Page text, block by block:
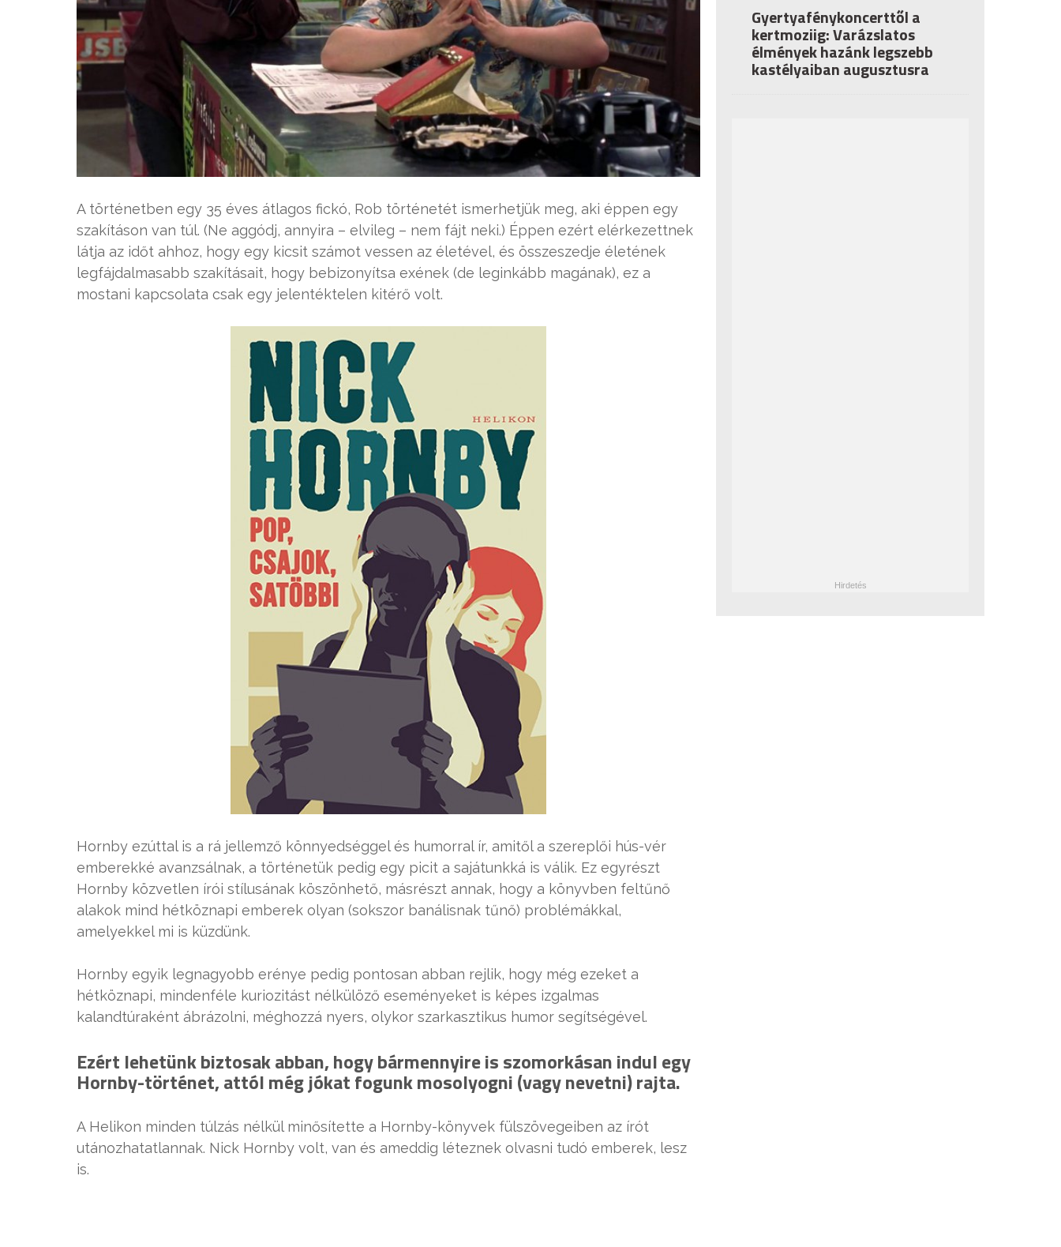
A történetben egy 35 éves átlagos fickó, Rob történetét ismerhetjük meg, aki éppen egy
szakításon van túl. (Ne aggódj, annyira – elvileg – nem fájt neki.) Éppen ezért elérkezettnek
látja az időt ahhoz, hogy egy kicsit számot vessen az életével, és összeszedje életének
legfájdalmasabb szakításait, hogy bebizonyítsa exének (de leginkább magának), ez a
mostani kapcsolata csak egy jelentéktelen kitérő volt.
Hornby ezúttal is a rá jellemző könnyedséggel és humorral ír, amitől a szereplői hús-vér
emberekké avanzsálnak, a történetük pedig egy picit a sajátunkká is válik. Ez egyrészt
Hornby közvetlen írói stílusának köszönhető, másrészt annak, hogy a könyvben feltűnő
alakok mind hétköznapi emberek olyan (sokszor banálisnak tűnő) problémákkal,
amelyekkel mi is küzdünk.
Hornby egyik legnagyobb erénye pedig pontosan abban rejlik, hogy még ezeket a
hétköznapi, mindenféle kuriozitást nélkülöző eseményeket is képes izgalmas
kalandtúraként ábrázolni, méghozzá nyers, olykor szarkasztikus humor segítségével.
Ezért lehetünk biztosak abban, hogy bármennyire is szomorkásan indul egy
Hornby-történet, attól még jókat fogunk mosolyogni (vagy nevetni) rajta.
A Helikon minden túlzás nélkül minősítette a Hornby-könyvek fülszövegeiben az írót
utánozhatatlannak. Nick Hornby volt, van és ameddig léteznek olvasni tudó emberek, lesz
is.
Gyertyafénykoncerttől a
kertmoziig: Varázslatos
élmények hazánk legszebb
kastélyaiban augusztusra